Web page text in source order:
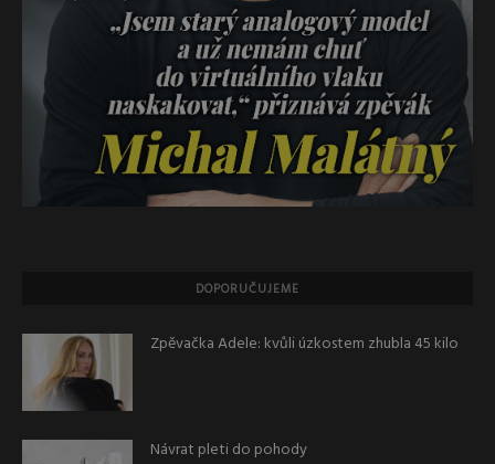
DOPORUČUJEME
Zpěvačka Adele: kvůli úzkostem zhubla 45 kilo
Návrat pleti do pohody